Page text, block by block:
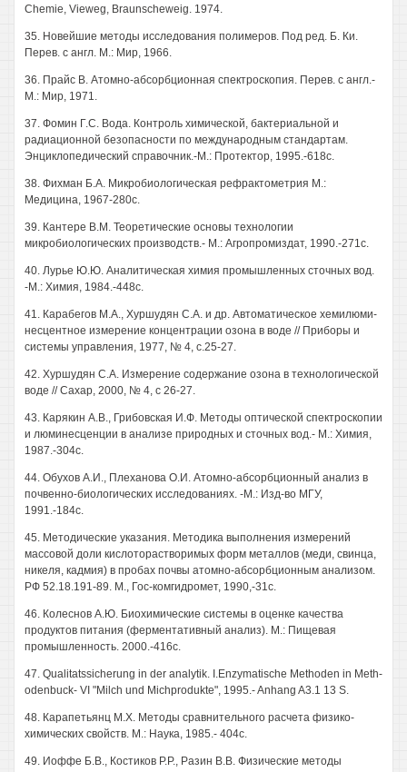
Chemie, Vieweg, Braunscheweig. 1974.
35. Новейшие методы исследования полимеров. Под ред. Б. Ки.
Перев. с англ. М.: Мир, 1966.
36. Прайс В. Атомно-абсорбционная спектроскопия. Перев. с англ.-
М.: Мир, 1971.
37. Фомин Г.С. Вода. Контроль химической, бактериальной и
радиационной безопасности по международным стандартам.
Энциклопедический справочник.-М.: Протектор, 1995.-618с.
38. Фихман Б.А. Микробиологическая рефрактометрия М.:
Медицина, 1967-280с.
39. Кантере В.М. Теоретические основы технологии
микробиологических производств.- М.: Агропромиздат, 1990.-271с.
40. Лурье Ю.Ю. Аналитическая химия промышленных сточных вод.
-М.: Химия, 1984.-448с.
41. Карабегов М.А., Хуршудян С.А. и др. Автоматическое хемилюми-
несцентное измерение концентрации озона в воде // Приборы и
системы управления, 1977, № 4, с.25-27.
42. Хуршудян С.А. Измерение содержание озона в технологической
воде // Сахар, 2000, № 4, с 26-27.
43. Карякин А.В., Грибовская И.Ф. Методы оптической спектроскопии
и люминесценции в анализе природных и сточных вод.- М.: Химия,
1987.-304с.
44. Обухов А.И., Плеханова О.И. Атомно-абсорбционный анализ в
почвенно-биологических исследованиях. -М.: Изд-во МГУ,
1991.-184с.
45. Методические указания. Методика выполнения измерений
массовой доли кислоторастворимых форм металлов (меди, свинца,
никеля, кадмия) в пробах почвы атомно-абсорбционным анализом.
РФ 52.18.191-89. М., Гос-комгидромет, 1990,-31с.
46. Колеснов А.Ю. Биохимические системы в оценке качества
продуктов питания (ферментативный анализ). М.: Пищевая
промышленность. 2000.-416с.
47. Qualitatssicherung in der analytik. I.Enzymatische Methoden in Meth-
odenbuck- VI "Milch und Michprodukte", 1995.- Anhang A3.1 13 S.
48. Карапетьянц M.X. Методы сравнительного расчета физико-
химических свойств. М.: Наука, 1985.- 404с.
49. Иоффе Б.В., Костиков P.P., Разин В.В. Физические методы